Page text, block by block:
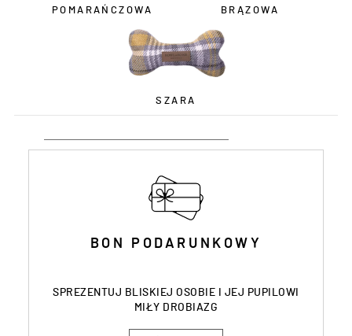
POMARAŃCZOWA BRĄZOWA
SZARA
BON PODARUNKOWY
SPREZENTUJ BLISKIEJ OSOBIE I JEJ PUPILOWI
MIŁY DROBIAZG